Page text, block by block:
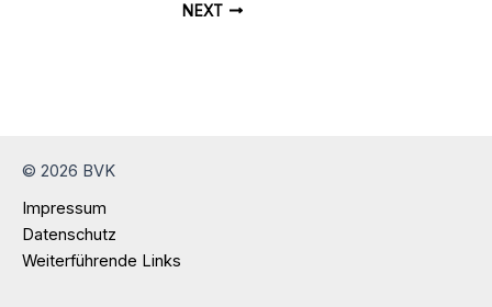
NEXT
© 2026 BVK
Impressum
Datenschutz
Weiterführende Links